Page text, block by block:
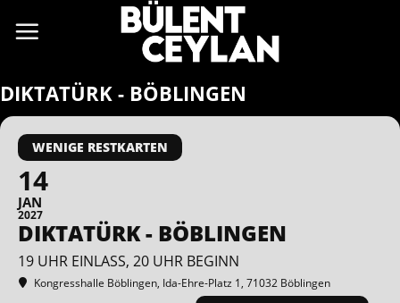
Inhalt
DIKTATÜRK - BÖBLINGEN
WENIGE RESTKARTEN
14
JAN
2027
DIKTATÜRK - BÖBLINGEN
19 UHR EINLASS, 20 UHR BEGINN
Kongresshalle Böblingen, Ida-Ehre-Platz 1, 71032 Böblingen